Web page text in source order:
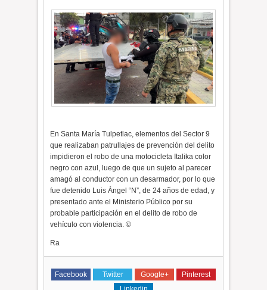
En Santa María Tulpetlac, elementos del Sector 9
que realizaban patrullajes de prevención del delito
impidieron el robo de una motocicleta Italika color
negro con azul, luego de que un sujeto al parecer
amagó al conductor con un desarmador, por lo que
fue detenido Luis Ángel “N”, de 24 años de edad, y
presentado ante el Ministerio Público por su
probable participación en el delito de robo de
vehículo con violencia. ©
Ra
Facebook Twitter Google+
Pinterest